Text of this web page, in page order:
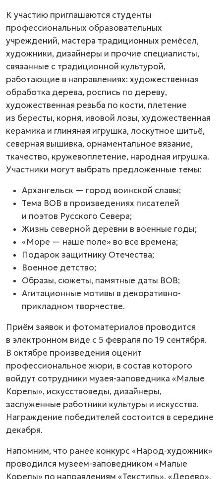
К участию приглашаются студенты
профессиональных образовательных
учреждений, мастера традиционных ремёсел,
художники, дизайнеры и прочие специалисты,
связанные с традиционной культурой,
работающие в направлениях: художественная
обработка дерева, роспись по дереву,
художественная резьба по кости, плетение
из бересты, корня, ивовой лозы, художественная
керамика и глиняная игрушка, лоскутное шитьё,
северная вышивка, орнаментальное вязание,
ткачество, кружевоплетение, народная игрушка.
Участники могут выбрать предложенные темы:
Архангельск — город воинской славы;
Тема ВОВ в произведениях писателей
и поэтов Русского Севера;
Жизнь северной деревни в военные годы;
«Море — наше поле» во все времена;
Подарок защитнику Отечества;
Военное детство;
Образы, сюжеты, памятные даты ВОВ;
Агитационные мотивы в декоративно-
прикладном творчестве.
Приём заявок и фотоматериалов проводится
в электронном виде с 5 февраля по 19 сентября.
В октябре произведения оценит
профессиональное жюри, в состав которого
войдут сотрудники музея-заповедника «Малые
Корелы», искусствоведы, дизайнеры,
заслуженные работники культуры и искусства.
Награждение победителей состоится в середине
декабря.
Напомним, что ранее конкурс «Народ-художник»
проводился музеем-заповедником «Малые
Корелы» по направлениям «Текстиль», «Дерево»,